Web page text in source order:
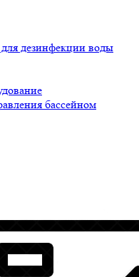
дезинфекции воды
бассейном